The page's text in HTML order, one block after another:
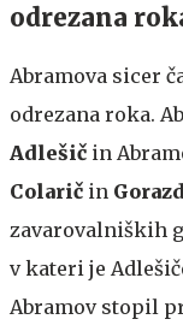
odrezana
Abramova sicer
odrezana roka.
Adlešič in
Colarič in
zavarovalniških
v kateri je
Abramov stopil